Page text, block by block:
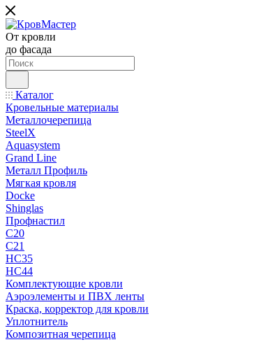
От кровли
до фасада
Каталог
Кровельные материалы
Металлочерепица
SteelX
Aquasystem
Grand Line
Металл Профиль
Мягкая кровля
Docke
Shinglas
Профнастил
C20
C21
НС35
НС44
Комплектующие кровли
Аэроэлементы и ПВХ ленты
Краска, корректор для кровли
Уплотнитель
Композитная черепица